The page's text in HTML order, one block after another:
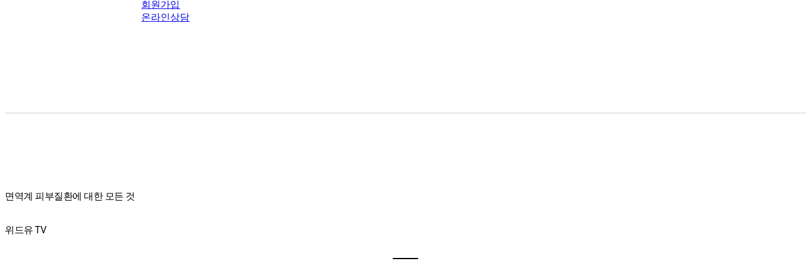
회원가입
온라인상담
면역계 피부질환에 대한 모든 것
위드유 TV